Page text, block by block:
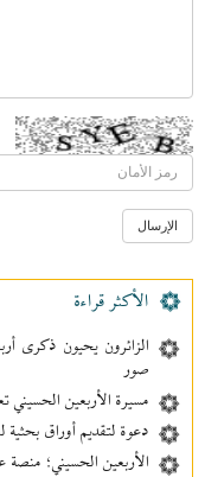
الأکثر قراءة
الزائرون يحيون ذكرى
صور
مسيرة الأربعين الحسيني
دعوة لتقديم أوراق بحثية
الأربعين الحسيني؛ منصة